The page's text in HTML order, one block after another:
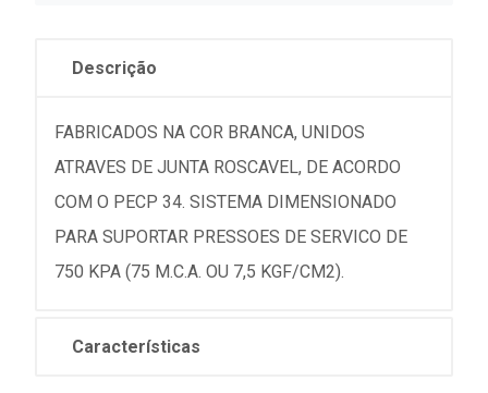
Descrição
FABRICADOS NA COR BRANCA, UNIDOS
ATRAVES DE JUNTA ROSCAVEL, DE ACORDO
COM O PECP 34. SISTEMA DIMENSIONADO
PARA SUPORTAR PRESSOES DE SERVICO DE
750 KPA (75 M.C.A. OU 7,5 KGF/CM2).
Características